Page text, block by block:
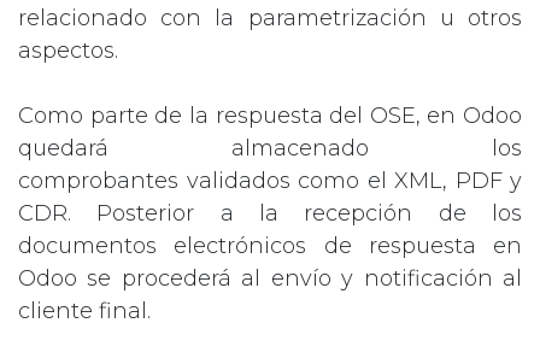
relacionado con la parametrización u otros
aspectos.
Como parte de la respuesta del OSE, en Odoo
quedará almacenado los
comprobantes validados como el XML, PDF y
CDR. Posterior a la recepción de los
documentos electrónicos de respuesta en
Odoo se procederá al envío y notificación al
cliente final.